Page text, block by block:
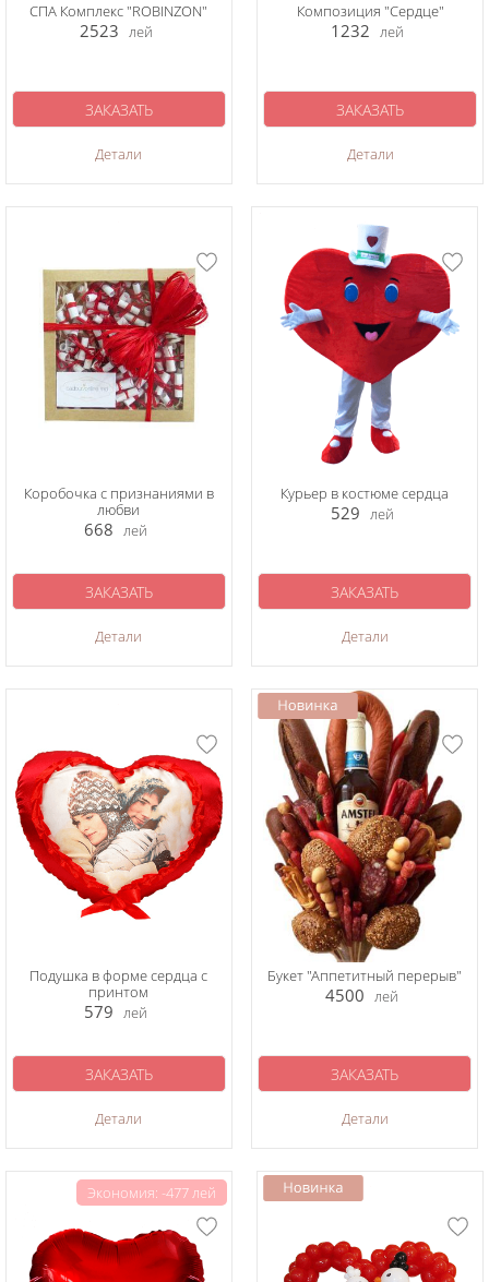
СПА Комплекс "ROBINZON"
2523 лей
Детали
ЗАКАЗАТЬ
Композиция "Сердце"
1232 лей
Детали
ЗАКАЗАТЬ
Коробочка с признаниями в
любви
668 лей
Детали
ЗАКАЗАТЬ
Курьер в костюме сердца
529 лей
Детали
ЗАКАЗАТЬ
Подушка в форме сердца с
принтом
579 лей
Детали
ЗАКАЗАТЬ
Букет "Аппетитный перерыв"
4500 лей
Детали
ЗАКАЗАТЬ
Экономия: -477 лей